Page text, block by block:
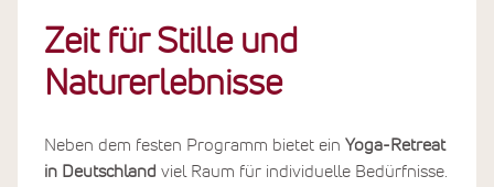
Zeit für Stille und
Naturerlebnisse
Neben dem festen Programm bietet ein Yoga-Retreat
in Deutschland viel Raum für individuelle Bedürfnisse.